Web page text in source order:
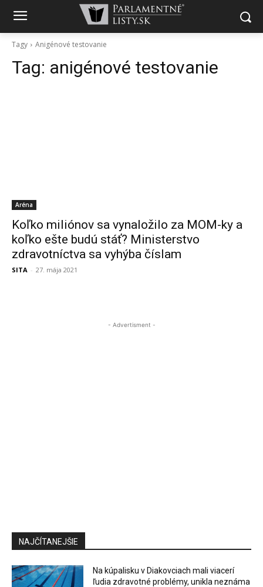
Tagy Anigénové testovanie
Tag: anigénové testovanie
Aréna
Koľko miliónov sa vynaložilo za MOM-ky a
koľko ešte budú stáť? Ministerstvo
zdravotníctva sa vyhýba číslam
SITA - 27. mája 2021
- Advertisment -
NAJČÍTANEJŠIE
Na kúpalisku v Diakovciach mali viacerí
ľudia zdravotné problémy, unikla neznáma